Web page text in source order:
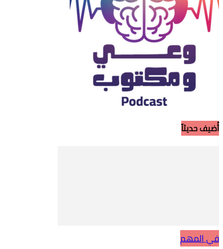
أُضيف حديثاً
في المهم